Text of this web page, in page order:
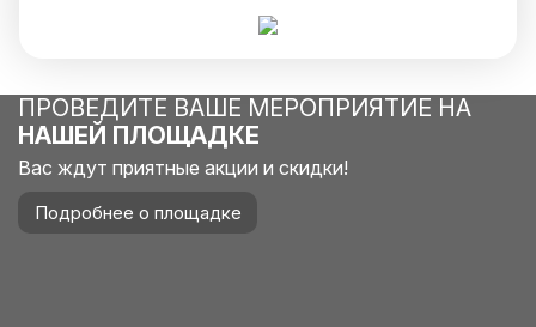
ПРОВЕДИТЕ ВАШЕ МЕРОПРИЯТИЕ НА
НАШЕЙ ПЛОЩАДКЕ
Вас ждут приятные акции и скидки!
Подробнее о площадке